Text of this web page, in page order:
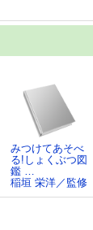
みつけてあそべ
る!しょくぶつ図
鑑 …
稲垣 栄洋／監修